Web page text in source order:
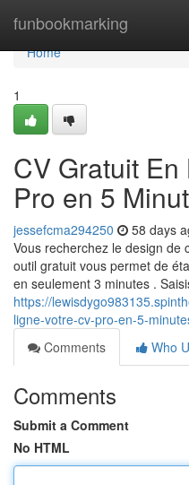
funbookmarking
Home
Home
1
CV Gratuit
Pro en 5
jessefcma294250 58 days
Vous recherchez le design de
outil gratuit vous permet de
en seulement 3 minutes .
https://
ligne-votre-cv-pro-en-5-
Comments
Who
Comments
Submit a Comment
No HTML